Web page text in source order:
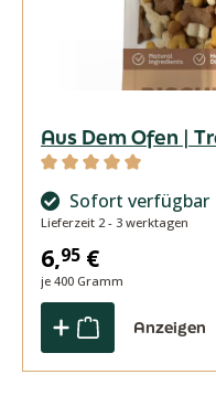
Aus Dem Ofen |
Sofort verfügbar
Lieferzeit 2 - 3 werktagen
6,95 €
je 400 Gramm
Anzeigen